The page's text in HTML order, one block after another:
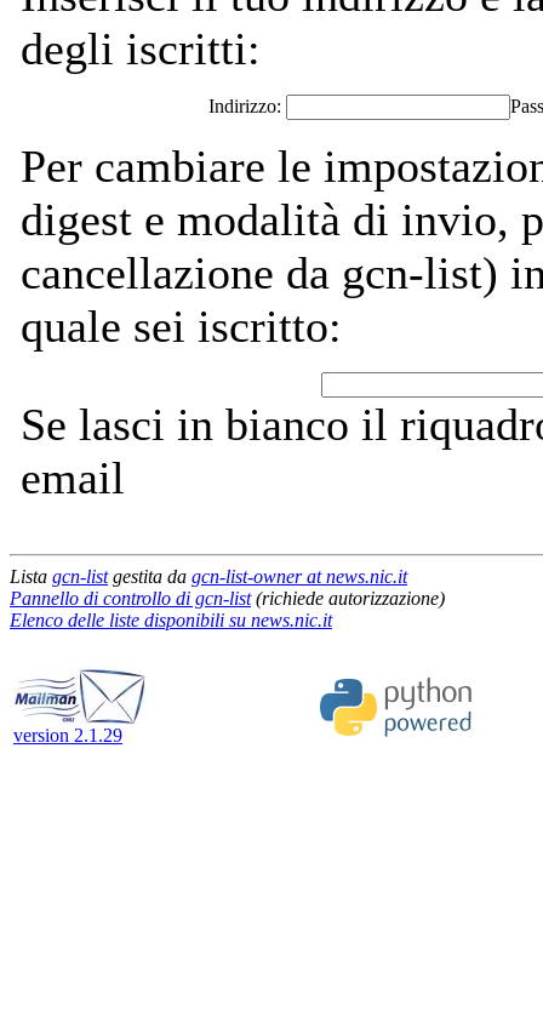
degli iscritti:
Indirizzo:
Per cambiare le
digest e modalità di invio,
cancellazione da gcn-list)
quale sei iscritto:
Se lasci in bianco il
email
Lista gcn-listgestita da gcn-list-owner at news.nic.it
Pannello di controllo di gcn-list(richiede autorizzazione)
Elenco delle liste disponibili su news.nic.it
version 2.1.29